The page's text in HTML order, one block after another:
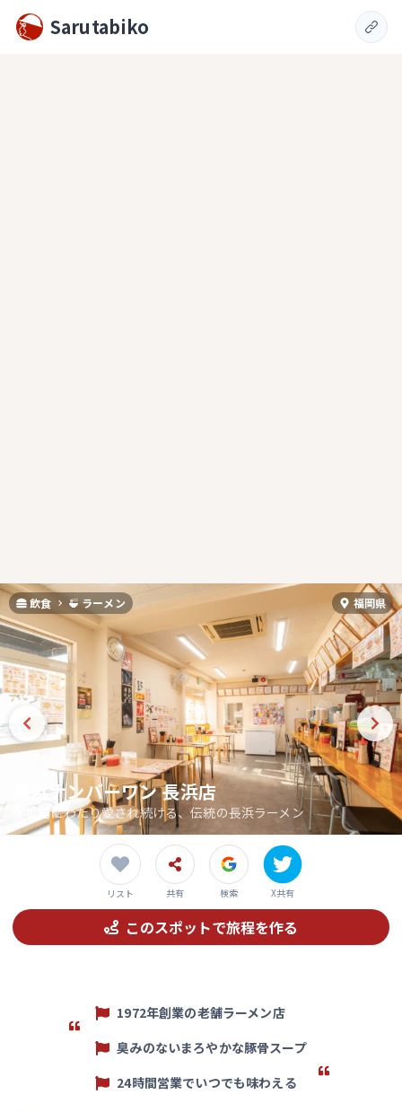
Sarutabiko
飲食 ラーメン 福岡県
長浜ナンバーワン 長浜店
半世紀にわたり愛され続ける、伝統の長浜ラーメン
リスト 共有 検索 X共有
このスポットで旅程を作る
1972年創業の老舗ラーメン店
臭みのないまろやかな豚骨スープ
24時間営業でいつでも味わえる